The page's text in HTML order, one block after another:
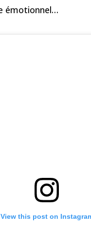
émotionnel…
View this post on